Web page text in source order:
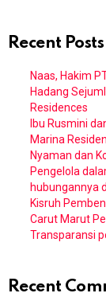
Recent Posts
Naas, Hakim
Hadang
Residences
Ibu Rusmini
Marina
Nyaman dan
Pengelola
hubungannya
Kisruh
Carut Marut
Transparansi
Recent